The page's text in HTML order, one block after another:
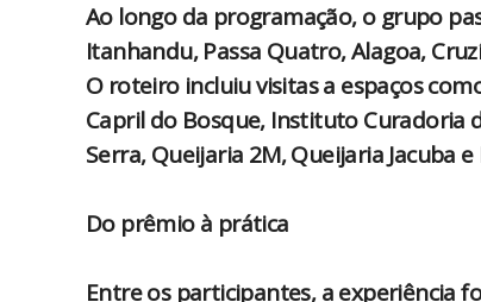
Ao longo da programação, o grupo
Itanhandu, Passa Quatro, Alagoa,
O roteiro incluiu visitas a espaços
Capril do Bosque, Instituto Curadoria
Serra, Queijaria 2M, Queijaria Jacuba
Do prêmio à prática
Entre os participantes, a experiência